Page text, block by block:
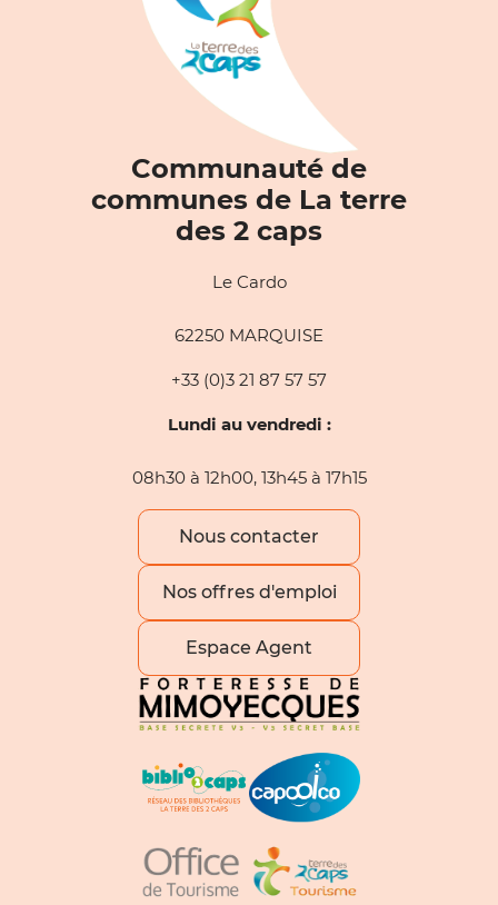
Communauté de
communes de La terre
des 2 caps
Le Cardo
62250 MARQUISE
+33 (0)3 21 87 57 57
Lundi au vendredi :
08h30 à 12h00, 13h45 à 17h15
Nous contacter
Nos offres d'emploi
Espace Agent